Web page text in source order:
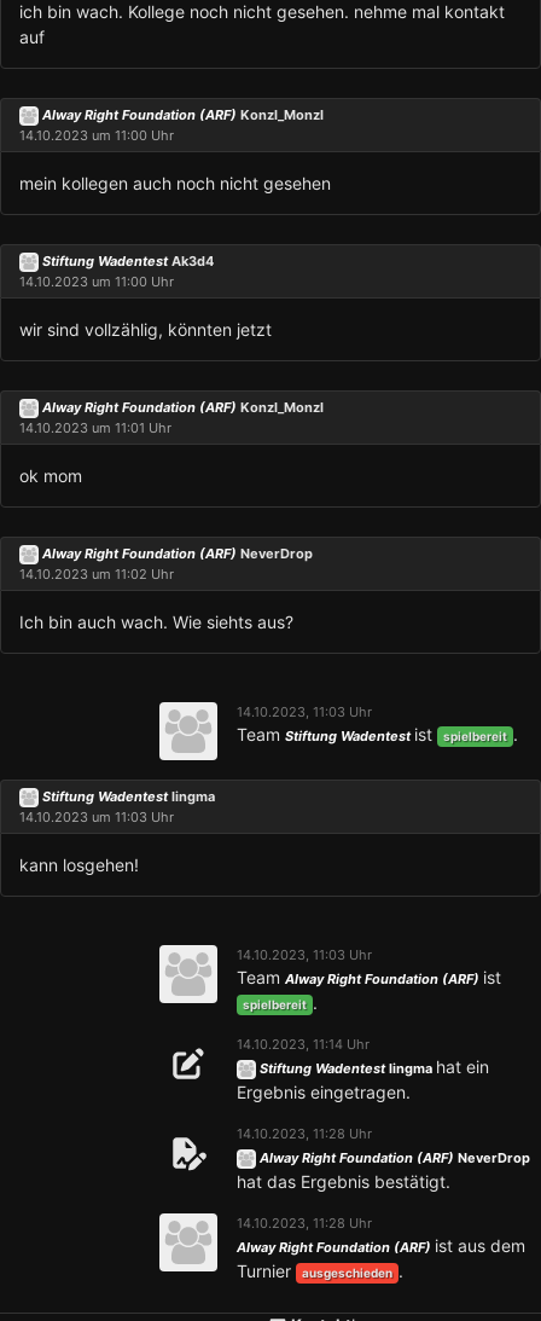
ich bin wach. Kollege noch nicht gesehen. nehme mal kontakt
auf
Alway Right Foundation (ARF) Konzl_Monzl
14.10.2023 um 11:00 Uhr
mein kollegen auch noch nicht gesehen
Stiftung WadentestAk3d4
14.10.2023 um 11:00 Uhr
wir sind vollzählig, könnten jetzt
Alway Right Foundation (ARF) Konzl_Monzl
14.10.2023 um 11:01 Uhr
ok mom
Alway Right Foundation (ARF) NeverDrop
14.10.2023 um 11:02 Uhr
Ich bin auch wach. Wie siehts aus?
14.10.2023, 11:03 Uhr
Team Stiftung Wadentest ist spielbereit .
Stiftung Wadentestlingma
14.10.2023 um 11:03 Uhr
kann losgehen!
14.10.2023, 11:03 Uhr
Team Alway Right Foundation (ARF) ist
spielbereit .
14.10.2023, 11:14 Uhr
Stiftung Wadentestlingma hat ein
Ergebnis eingetragen.
14.10.2023, 11:28 Uhr
Alway Right Foundation (ARF) NeverDrop
hat das Ergebnis bestätigt.
14.10.2023, 11:28 Uhr
Alway Right Foundation (ARF) ist aus dem
Turnier
ausgeschieden .